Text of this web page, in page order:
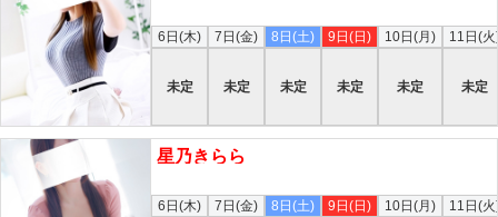
6日(木)
未定
7日(金)
未定
8日(土)
未定
9日(日)
未定
10日(月)
未定
11日(
未定
星乃きらら
6日(木) 7日(金) 8日(土) 9日(日) 10日(月) 11日(